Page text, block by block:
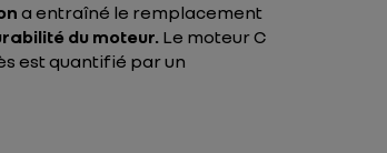
a entraîné le remplacement
du moteur. Le moteur C
est quantifié par un